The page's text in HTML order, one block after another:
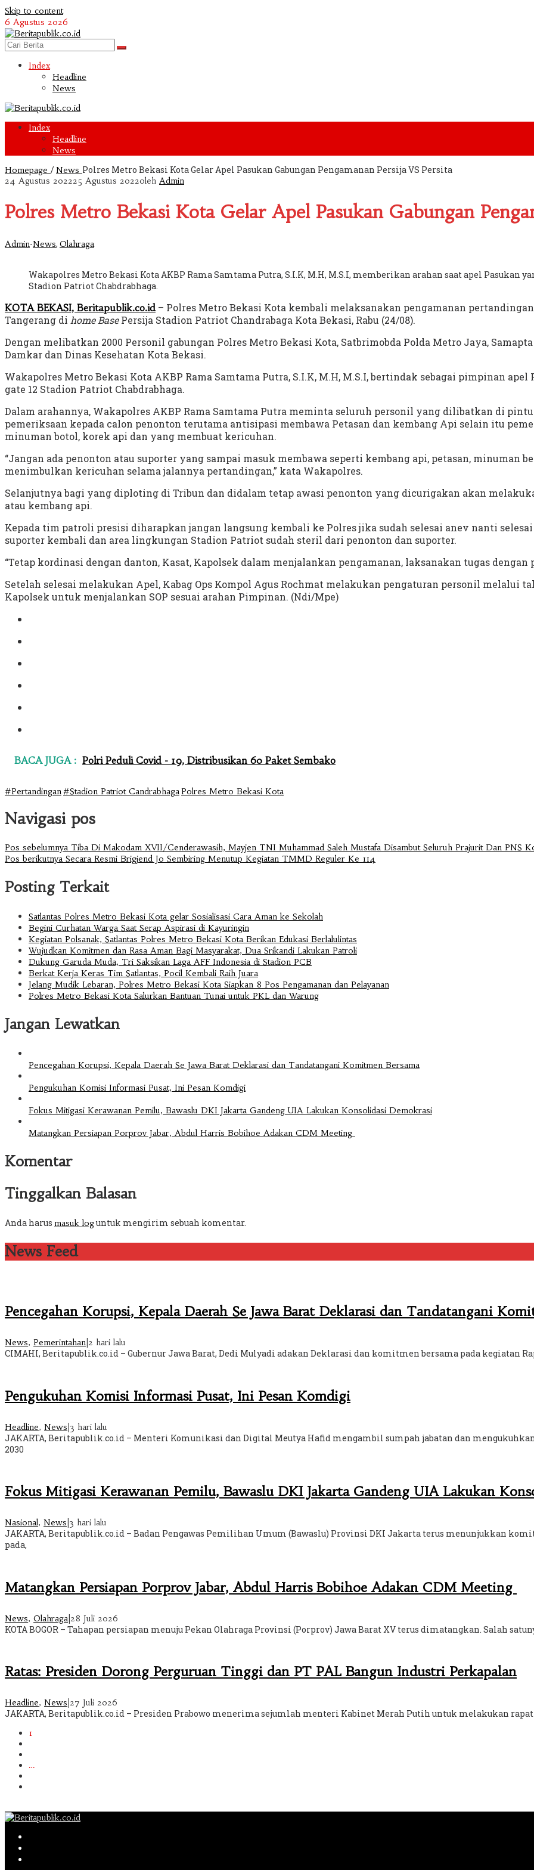
Skip to content
6 Agustus 2026
Index
Headline
News
Index
Headline
News
Homepage /News Polres Metro Bekasi Kota Gelar Apel Pasukan Gabungan Pengamanan Persija VS Persita
24 Agustus 202225 Agustus 2022oleh Admin
Polres Metro Bekasi Kota Gelar Apel Pasukan Gabungan
Admin-News, Olahraga
Wakapolres Metro Bekasi Kota AKBP Rama Samtama Putra, S.I.K, M.H, M.S.I, memberikan arahan saat apel Pasukan
Stadion Patriot Chabdrabhaga.
KOTA BEKASI, Beritapublik.co.id– Polres Metro Bekasi Kota kembali melaksanakan pengamanan
Tangerang di home BasePersija Stadion Patriot Chandrabaga Kota Bekasi, Rabu (24/08).
Dengan melibatkan 2000 Personil gabungan Polres Metro Bekasi Kota, Satbrimobda Polda Metro Jaya,
Damkar dan Dinas Kesehatan Kota Bekasi.
Wakapolres Metro Bekasi Kota AKBP Rama Samtama Putra, S.I.K, M.H, M.S.I, bertindak sebagai pimpinan
gate 12 Stadion Patriot Chabdrabhaga.
Dalam arahannya, Wakapolres AKBP Rama Samtama Putra meminta seluruh personil yang dilibatkan di
pemeriksaan kepada calon penonton terutama antisipasi membawa Petasan dan kembang Api selain itu
minuman botol, korek api dan yang membuat kericuhan.
“Jangan ada penonton atau suporter yang sampai masuk membawa seperti kembang api, petasan, minuman
menimbulkan kericuhan selama jalannya pertandingan,” kata Wakapolres.
Selanjutnya bagi yang diploting di Tribun dan didalam tetap awasi penonton yang dicurigakan akan
atau kembang api.
Kepada tim patroli presisi diharapkan jangan langsung kembali ke Polres jika sudah selesai anev nanti
suporter kembali dan area lingkungan Stadion Patriot sudah steril dari penonton dan suporter.
“Tetap kordinasi dengan danton, Kasat, Kapolsek dalam menjalankan pengamanan, laksanakan tugas
Setelah selesai melakukan Apel, Kabag Ops Kompol Agus Rochmat melakukan pengaturan personil melalui
Kapolsek untuk menjalankan SOP sesuai arahan Pimpinan. (Ndi/Mpe)
BACA JUGA : Polri Peduli Covid - 19, Distribusikan 60 Paket Sembako
#Pertandingan#Stadion Patriot CandrabhagaPolres Metro Bekasi Kota
Navigasi pos
Pos sebelumnyaTiba Di Makodam XVII/Cenderawasih, Mayjen TNI Muhammad Saleh Mustafa Disambut Seluruh Prajurit Dan PNS
Pos berikutnyaSecara Resmi Brigjend Jo Sembiring Menutup Kegiatan TMMD Reguler Ke 114
Posting Terkait
Satlantas Polres Metro Bekasi Kota gelar Sosialisasi Cara Aman ke Sekolah
Begini Curhatan Warga Saat Serap Aspirasi di Kayuringin
Kegiatan Polsanak, Satlantas Polres Metro Bekasi Kota Berikan Edukasi Berlalulintas
Wujudkan Komitmen dan Rasa Aman Bagi Masyarakat, Dua Srikandi Lakukan Patroli
Dukung Garuda Muda, Tri Saksikan Laga AFF Indonesia di Stadion PCB
Berkat Kerja Keras Tim Satlantas, Pocil Kembali Raih Juara
Jelang Mudik Lebaran, Polres Metro Bekasi Kota Siapkan 8 Pos Pengamanan dan Pelayanan
Polres Metro Bekasi Kota Salurkan Bantuan Tunai untuk PKL dan Warung
Jangan Lewatkan
Pencegahan Korupsi, Kepala Daerah Se Jawa Barat Deklarasi dan Tandatangani Komitmen Bersama
Pengukuhan Komisi Informasi Pusat, Ini Pesan Komdigi
Fokus Mitigasi Kerawanan Pemilu, Bawaslu DKI Jakarta Gandeng UIA Lakukan Konsolidasi Demokrasi
Matangkan Persiapan Porprov Jabar, Abdul Harris Bobihoe Adakan CDM Meeting
Komentar
Tinggalkan Balasan
Anda harus masuk loguntuk mengirim sebuah komentar.
News Feed
Pencegahan Korupsi, Kepala Daerah Se Jawa Barat Deklarasi dan Tandatangani
News, Pemerintahan 2 hari lalu
CIMAHI, Beritapublik.co.id – Gubernur Jawa Barat, Dedi Mulyadi adakan Deklarasi dan komitmen bersama pada kegiatan
Pengukuhan Komisi Informasi Pusat, Ini Pesan Komdigi
Headline, News 3 hari lalu
JAKARTA, Beritapublik.co.id – Menteri Komunikasi dan Digital Meutya Hafid mengambil sumpah jabatan dan
2030
Fokus Mitigasi Kerawanan Pemilu, Bawaslu DKI Jakarta Gandeng UIA Lakukan
Nasional, News 3 hari lalu
JAKARTA, Beritapublik.co.id – Badan Pengawas Pemilihan Umum (Bawaslu) Provinsi DKI Jakarta terus menunjukkan
pada,
Matangkan Persiapan Porprov Jabar, Abdul Harris Bobihoe Adakan CDM Meeting
News, Olahraga|28 Juli 2026
KOTA BOGOR – Tahapan persiapan menuju Pekan Olahraga Provinsi (Porprov) Jawa Barat XV terus dimatangkan. Salah
Ratas: Presiden Dorong Perguruan Tinggi dan PT PAL Bangun Industri Perkapalan
Headline, News 27 Juli 2026
JAKARTA, Beritapublik.co.id – Presiden Prabowo menerima sejumlah menteri Kabinet Merah Putih untuk melakukan rapat
1
…